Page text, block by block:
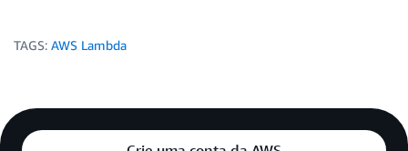
TAGS: AWS Lambda